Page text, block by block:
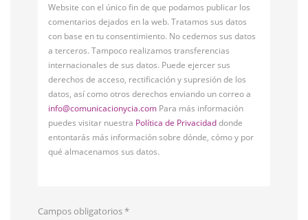
Website con el único fin de que podamos publicar los
comentarios dejados en la web. Tratamos sus datos
con base en tu consentimiento. No cedemos sus datos
a terceros. Tampoco realizamos transferencias
internacionales de sus datos. Puede ejercer sus
derechos de acceso, rectificación y supresión de los
datos, así como otros derechos enviando un correo a
info@comunicacionycia.com Para más información
puedes visitar nuestra Política de Privacidaddonde
entontarás más información sobre dónde, cómo y por
qué almacenamos sus datos.
Campos obligatorios*